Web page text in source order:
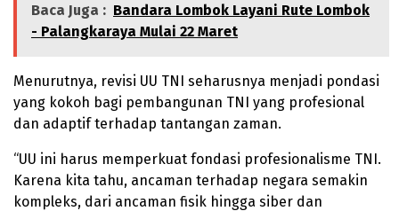
Baca Juga : Bandara Lombok Layani Rute Lombok
- Palangkaraya Mulai 22 Maret
Menurutnya, revisi UU TNI seharusnya menjadi pondasi
yang kokoh bagi pembangunan TNI yang profesional
dan adaptif terhadap tantangan zaman.
“UU ini harus memperkuat fondasi profesionalisme TNI.
Karena kita tahu, ancaman terhadap negara semakin
kompleks, dari ancaman fisik hingga siber dan